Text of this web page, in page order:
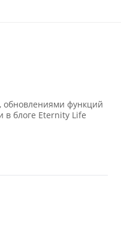
обновлениями функций
в блоге Eternity Life